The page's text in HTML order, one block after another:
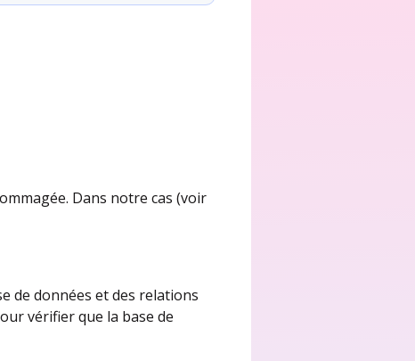
Dans notre cas (voir
de données et des relations
vérifier que la base de